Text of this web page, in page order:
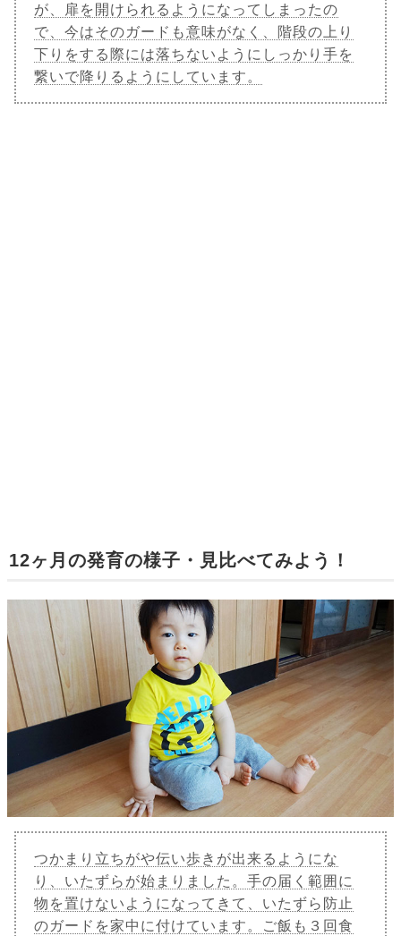
が、扉を開けられるようになってしまったの
で、今はそのガードも意味がなく、階段の上り
下りをする際には落ちないようにしっかり手を
繋いで降りるようにしています。
12ヶ月の発育の様子・見比べてみよう！
つかまり立ちがや伝い歩きが出来るようにな
り、いたずらが始まりました。手の届く範囲に
物を置けないようになってきて、いたずら防止
のガードを家中に付けています。ご飯も３回食